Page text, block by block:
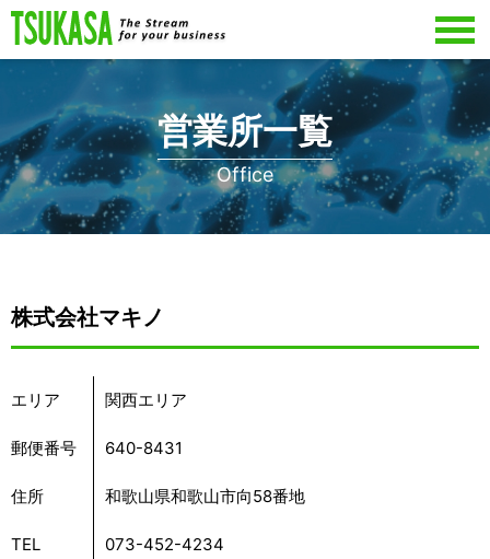
営業所一覧
Office
株式会社マキノ
エリア 関西エリア
郵便番号 640-8431
住所 和歌山県和歌山市向58番地
TEL 073-452-4234